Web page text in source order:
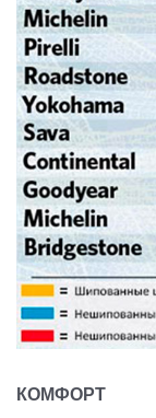
КОМФОРТ